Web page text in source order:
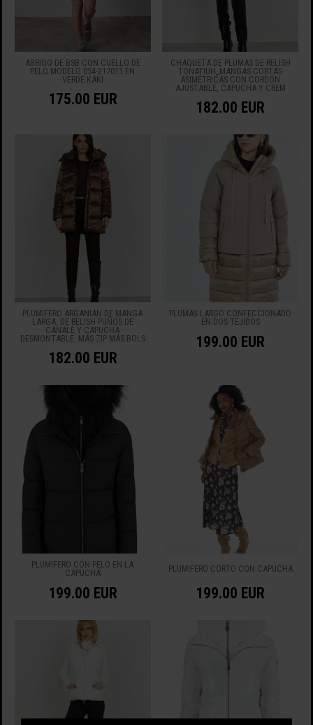
ABRIGO DE BSB CON CUELLO DE
PELO MODELO 054-217011 EN
VERDE KAKI
175.00 EUR
CHAQUETA DE PLUMAS DE RELISH
TONATIUH_MANGAS CORTAS
ASIMÉTRICAS CON CORDÓN
AJUSTABLE, CAPUCHA Y CREM
182.00 EUR
PLUMÍFERO ARGANIAN DE MANGA
LARGA, DE RELISH PUÑOS DE
CANALÉ Y CAPUCHA
DESMONTABLE. MÁS ZIP MÁS BOLS
182.00 EUR
PLUMAS LARGO CONFECCIONADO
EN DOS TEJIDOS
199.00 EUR
PLUMIFERO CON PELO EN LA
CAPUCHA
199.00 EUR
PLUMIFERO CORTO CON CAPUCHA
199.00 EUR